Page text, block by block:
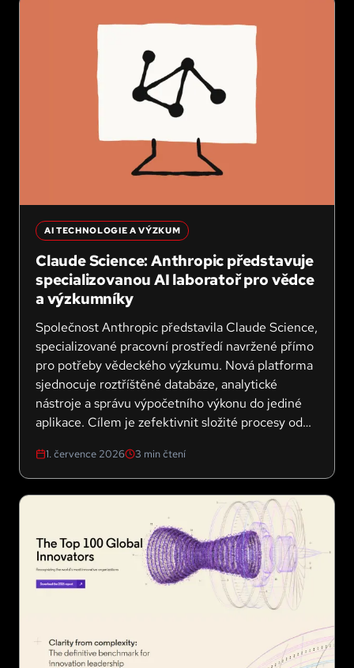
AI TECHNOLOGIE A VÝZKUM
Claude Science: Anthropic představuje
specializovanou AI laboratoř pro vědce
a výzkumníky
Společnost Anthropic představila Claude Science,
specializované pracovní prostředí navržené přímo
pro potřeby vědeckého výzkumu. Nová platforma
sjednocuje roztříštěné databáze, analytické
nástroje a správu výpočetního výkonu do jediné
aplikace. Cílem je zefektivnit složité procesy od
Jak novinka, která je aktuálně v beta verzi,
funguje v praxi a pro koho je dostupná?
1. července 2026 3 min čtení